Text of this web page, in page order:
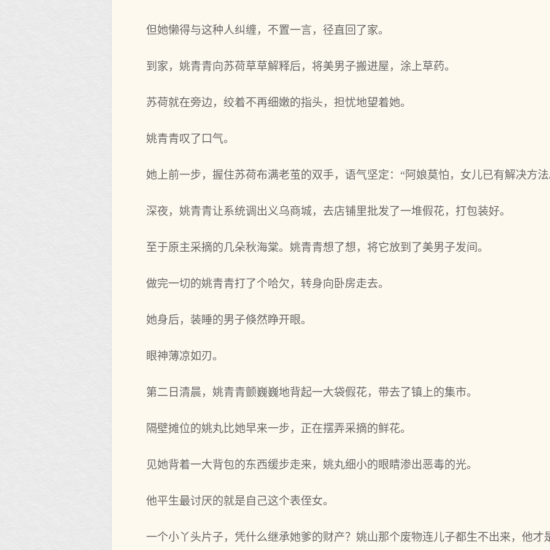
但她懒得与这种人纠缠，不置一言，径直回了家。
到家，姚青青向苏荷草草解释后，将美男子搬进屋，涂上草药。
苏荷就在旁边，绞着不再细嫩的指头，担忧地望着她。
姚青青叹了口气。
她上前一步，握住苏荷布满老茧的双手，语气坚定：“阿娘莫怕，女儿已有解决方法
深夜，姚青青让系统调出义乌商城，去店铺里批发了一堆假花，打包装好。
至于原主采摘的几朵秋海棠。姚青青想了想，将它放到了美男子发间。
做完一切的姚青青打了个哈欠，转身向卧房走去。
她身后，装睡的男子倏然睁开眼。
眼神薄凉如刃。
第二日清晨，姚青青颤巍巍地背起一大袋假花，带去了镇上的集市。
隔壁摊位的姚丸比她早来一步，正在摆弄采摘的鲜花。
见她背着一大背包的东西缓步走来，姚丸细小的眼睛渗出恶毒的光。
他平生最讨厌的就是自己这个表侄女。
一个小丫头片子，凭什么继承她爹的财产？姚山那个废物连儿子都生不出来，他才